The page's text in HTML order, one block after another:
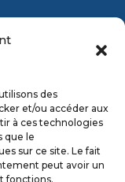
des
et/ou accéder aux
à ces technologies
que le
sur ce site. Le fait
peut avoir un
fonctions.